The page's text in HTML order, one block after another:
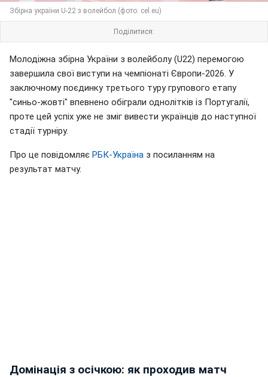
Збірна україни U-22 з волейбол (фото: cel.eu)
Поділитися:
Молодіжна збірна України з волейболу (U22) перемогою
завершила свої виступи на чемпіонаті Європи-2026. У
заключному поєдинку третього туру групового етапу
"синьо-жовті" впевнено обіграли однолітків із Португалії,
проте цей успіх уже не зміг вивести українців до наступної
стадії турніру.
Про це повідомляє РБК-Україна з посиланням на
результат матчу.
Домінація з осічкою: як проходив матч